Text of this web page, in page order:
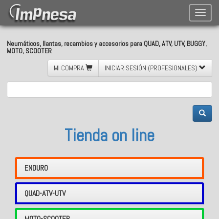
Toggle
Neumáticos, llantas, recambios y accesorios para QUAD, ATV, UTV, BUGGY,
MOTO, SCOOTER
MI COMPRA
INICIAR SESIÓN (PROFESIONALES)
Tienda on line
ENDURO
QUAD-ATV-UTV